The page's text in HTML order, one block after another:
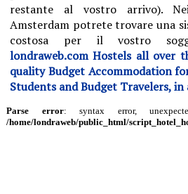
restante al vostro arrivo).
Amsterdam potrete trovare una
costosa per il vostro
londraweb.com Hostels all over
quality Budget Accommodation
Students and Budget Travelers,
Parse error: syntax error,
/home/londraweb/public_html/